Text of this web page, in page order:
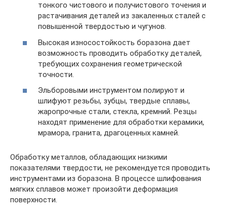
тонкого чистового и получистового точения и
растачивания деталей из закаленных сталей с
повышенной твердостью и чугунов.
Высокая износостойкость боразона дает
возможность проводить обработку деталей,
требующих сохранения геометрической
точности.
Эльборовыми инструментом полируют и
шлифуют резьбы, зубцы, твердые сплавы,
жаропрочные стали, стекла, кремний. Резцы
находят применение для обработки керамики,
мрамора, гранита, драгоценных камней.
Обработку металлов, обладающих низкими
показателями твердости, не рекомендуется проводить
инструментами из боразона. В процессе шлифования
мягких сплавов может произойти деформация
поверхности.